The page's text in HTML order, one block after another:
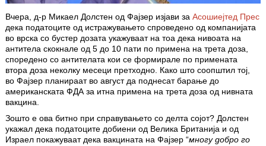
Вчера, д-р Микаел Долстен од Фајзер изјави за Асошиејтед Прес
дека податоците од истражувањето спроведено од компанијата
во врска со бустер дозата укажуваат на тоа дека нивоата на
антитела скокнале од 5 до 10 пати по примена на трета доза,
споредено со антителата кои се формирале по примената
втора доза неколку месеци претходно. Како што соопштил тој,
во Фајзер планираат во август да поднесат барање до
американската ФДА за итна примена на трета доза од нивната
вакцина.
Зошто е ова битно при справувањето со делта сојот? Долстен
укажал дека податоците добиени од Велика Британија и од
Израел покажуваат дека вакцината на Фајзер “многу добро го